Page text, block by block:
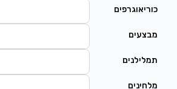
כוריאוגרפים
מבצעים
תמלילנים
מלחינים